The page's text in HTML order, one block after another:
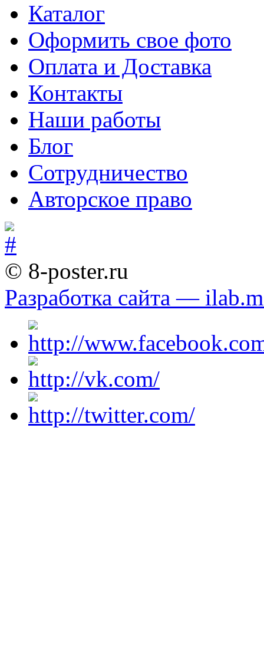
Каталог
Оформить свое фото
Оплата и Доставка
Контакты
Наши работы
Блог
Сотрудничество
Авторское право
© 8-poster.ru
Разработка сайта —